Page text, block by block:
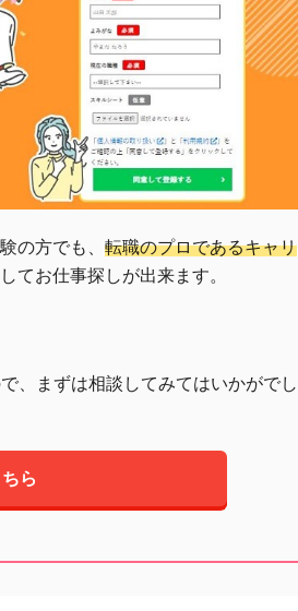
の方でも、 転職のプロであるキャリ
てお仕事探しが出来ます。
、まずは相談してみてはいかがでし
ら